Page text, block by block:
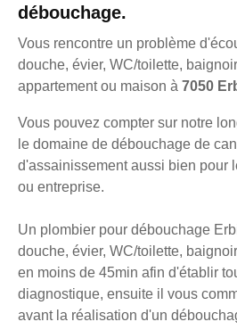
débouchage.
Vous rencontre un problème
douche, évier, WC/toilette,
appartement ou maison à 7050
Vous pouvez compter sur notre
le domaine de débouchage de
d'assainissement aussi bien pour
ou entreprise.
Un plombier pour débouchage
douche, évier, WC/toilette,
en moins de 45min afin d'établir
diagnostique, ensuite il vous
avant la réalisation d'un